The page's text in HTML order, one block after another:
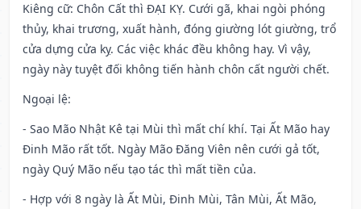
Kiêng cữ: Chôn Cất thì ĐẠI KỴ. Cưới gã, khai ngòi phóng
thủy, khai trương, xuất hành, đóng giường lót giường, trổ
cửa dựng cửa kỵ. Các việc khác đều không hay. Vì vậy,
ngày này tuyệt đối không tiến hành chôn cất người chết.
Ngoại lệ:
- Sao Mão Nhật Kê tại Mùi thì mất chí khí. Tại Ất Mão hay
Đinh Mão rất tốt. Ngày Mão Đăng Viên nên cưới gả tốt,
ngày Quý Mão nếu tạo tác thì mất tiền của.
- Hợp với 8 ngày là Ất Mùi, Đinh Mùi, Tân Mùi, Ất Mão,